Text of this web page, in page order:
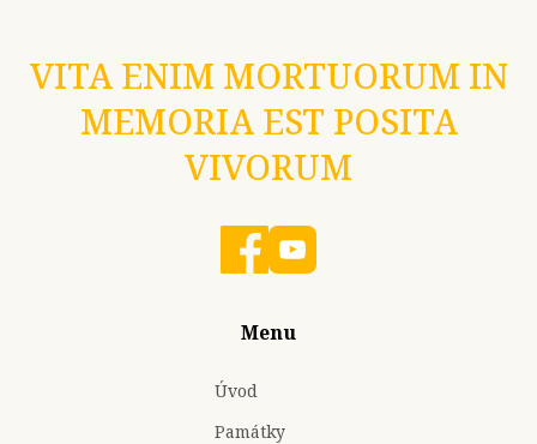
VITA ENIM MORTUORUM IN
MEMORIA EST POSITA
VIVORUM
Menu
Úvod
Památky